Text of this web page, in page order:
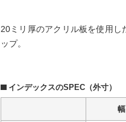
20ミリ厚のアクリル板を使用
ップ。
インデックスのSPEC（外寸）
幅